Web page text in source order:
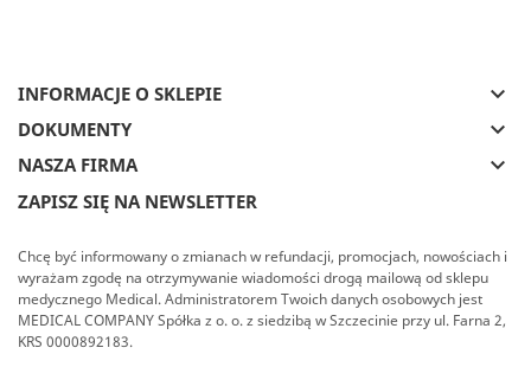
INFORMACJE O SKLEPIE keyboard_arrow_down
DOKUMENTY keyboard_arrow_down
NASZA FIRMA keyboard_arrow_down
ZAPISZ SIĘ NA NEWSLETTER
Chcę być informowany o zmianach w refundacji, promocjach, nowościach i
wyrażam zgodę na otrzymywanie wiadomości drogą mailową od sklepu
medycznego Medical. Administratorem Twoich danych osobowych jest
MEDICAL COMPANY Spółka z o. o. z siedzibą w Szczecinie przy ul. Farna 2,
KRS 0000892183.